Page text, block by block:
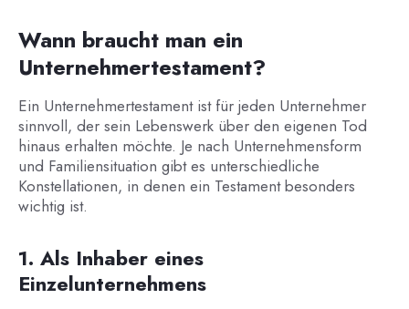
Wann braucht man ein
Unternehmertestament?
Ein Unternehmertestament ist für jeden Unternehmer
sinnvoll, der sein Lebenswerk über den eigenen Tod
hinaus erhalten möchte. Je nach Unternehmensform
und Familiensituation gibt es unterschiedliche
Konstellationen, in denen ein Testament besonders
wichtig ist.
1. Als Inhaber eines
Einzelunternehmens